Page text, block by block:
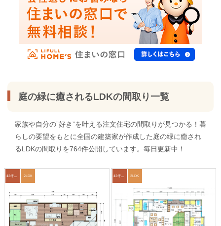
庭の緑に癒されるLDKの間取り一覧
家族や自分の”好き”を叶える注文住宅の間取りが見つかる！暮
らしの要望をもとに全国の建築家が作成した庭の緑に癒され
るLDKの間取りを764件公開しています。毎日更新中！
2LDK 42坪～45坪 2LDK